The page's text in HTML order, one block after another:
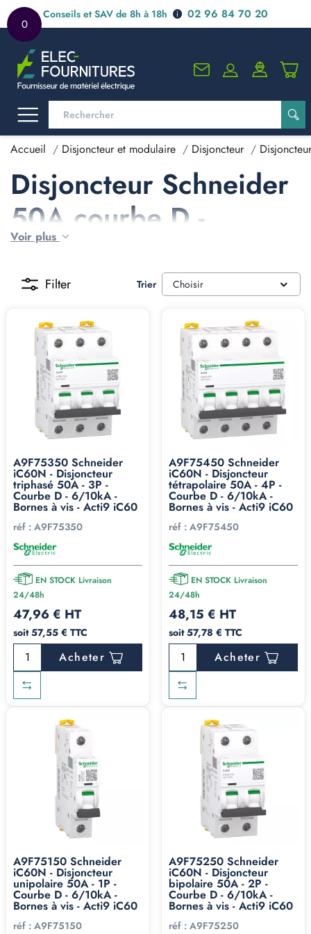
0
Conseils et SAV de 8h à 18h 02 96 84 70 20
Accueil Disjoncteur et modulaire Disjoncteur
Disjoncteur Schneider
50A courbe D -
schneider D50
Voir plus
Filter Trier Choisir
A9F75350 Schneider
iC60N - Disjoncteur
triphasé 50A - 3P -
Courbe D - 6/10kA -
Bornes à vis - Acti9 iC60
réf : A9F75350
EN STOCK Livraison
24/48h
47,96 € HT
soit 57,55 € TTC
Acheter
A9F75450 Schneider
iC60N - Disjoncteur
tétrapolaire 50A - 4P -
Courbe D - 6/10kA -
Bornes à vis - Acti9 iC60
réf : A9F75450
EN STOCK Livraison
24/48h
48,15 € HT
soit 57,78 € TTC
Acheter
A9F75150 Schneider
iC60N - Disjoncteur
unipolaire 50A - 1P -
Courbe D - 6/10kA -
Bornes à vis - Acti9 iC60
réf : A9F75150
A9F75250 Schneider
iC60N - Disjoncteur
bipolaire 50A - 2P -
Courbe D - 6/10kA -
Bornes à vis - Acti9 iC60
réf : A9F75250